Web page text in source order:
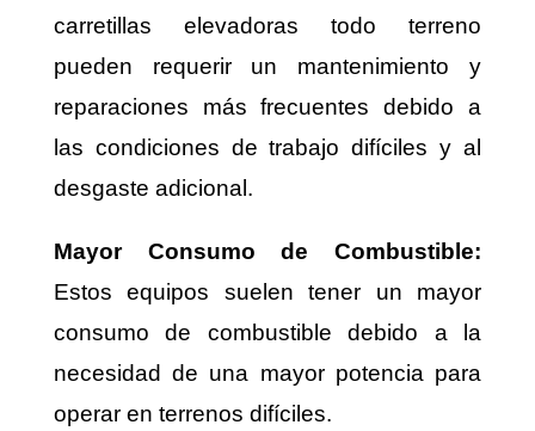
carretillas elevadoras todo terreno
pueden requerir un mantenimiento y
reparaciones más frecuentes debido a
las condiciones de trabajo difíciles y al
desgaste adicional.
Mayor Consumo de Combustible:
Estos equipos suelen tener un mayor
consumo de combustible debido a la
necesidad de una mayor potencia para
operar en terrenos difíciles.